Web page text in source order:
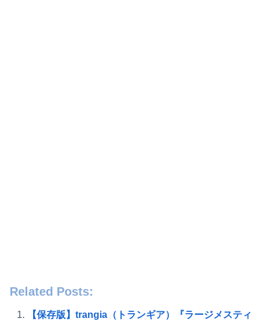
Related Posts:
【保存版】trangia（トランギア）『ラージメスティ